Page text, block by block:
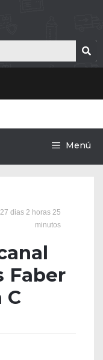
Menú
dias 2 horas 25
minutos
Faber
C